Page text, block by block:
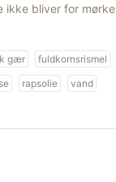
ikke bliver for mørke
gær fuldkornsrismel
rapsolie vand